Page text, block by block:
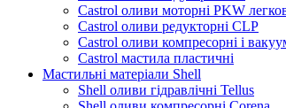
Castrol оливи моторні PKW
Castrol оливи редукторні CLP
Castrol оливи компресорні і
Castrol мастила пластичні
Мастильні матеріали Shell
Shell оливи гідравлічні Tellus